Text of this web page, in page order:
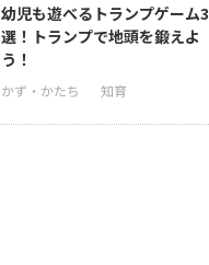
幼児も遊べるトランプゲーム3
選！トランプで地頭を鍛えよ
う！